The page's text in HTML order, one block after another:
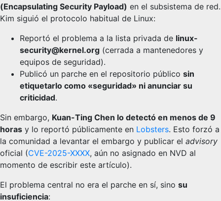
(Encapsulating Security Payload) en el subsistema de red.
Kim siguió el protocolo habitual de Linux:
Reportó el problema a la lista privada de linux-
security@kernel.org (cerrada a mantenedores y
equipos de seguridad).
Publicó un parche en el repositorio público sin
etiquetarlo como «seguridad» ni anunciar su
criticidad.
Sin embargo, Kuan-Ting Chen lo detectó en menos de 9
horas y lo reportó públicamente en Lobsters. Esto forzó a
la comunidad a levantar el embargo y publicar el advisory
oficial (CVE-2025-XXXX, aún no asignado en NVD al
momento de escribir este artículo).
El problema central no era el parche en sí, sino su
insuficiencia: